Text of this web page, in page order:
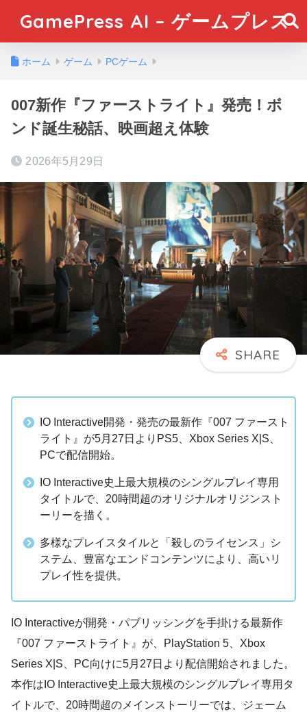
GamePress AI – ゲームプレス
ホーム ゲーム PCゲーム
007新作『ファーストライト』発売！ボ
ンド誕生秘話、映画超え体験
2026年5月29日
IO Interactive開発・発売の最新作『007 ファースト
ライト』が5月27日よりPS5、Xbox Series X|S、
PCで配信開始。
IO Interactive史上最大規模のシングルプレイ専用
タイトルで、20時間超のオリジナルオリジンスト
ーリーを描く。
多様なプレイスタイルと「殺しのライセンス」シ
ステム、豊富なエンドコンテンツにより、高いリ
プレイ性を提供。
IO Interactiveが開発・パブリッシングを手掛ける最新作
『007 ファーストライト』が、PlayStation 5、Xbox
Series X|S、PC向けに5月27日より配信開始されました。
本作はIO Interactive史上最大規模のシングルプレイ専用タ
イトルで、20時間超のメインストーリーでは、ジェーム